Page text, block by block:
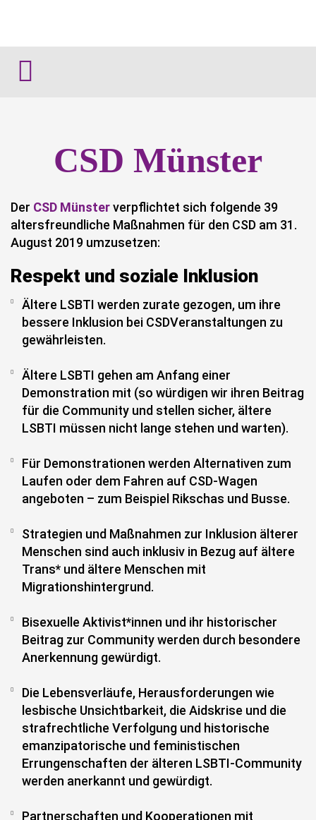
CSD Münster
Der CSD Münsterverpflichtet sich folgende 39
altersfreundliche Maßnahmen für den CSD am 31.
August 2019 umzusetzen:
Respekt und soziale Inklusion
Ältere LSBTI werden zurate gezogen, um ihre
bessere Inklusion bei CSDVeranstaltungen zu
gewährleisten.
Ältere LSBTI gehen am Anfang einer
Demonstration mit (so würdigen wir ihren Beitrag
für die Community und stellen sicher, ältere
LSBTI müssen nicht lange stehen und warten).
Für Demonstrationen werden Alternativen zum
Laufen oder dem Fahren auf CSD-Wagen
angeboten – zum Beispiel Rikschas und Busse.
Strategien und Maßnahmen zur Inklusion älterer
Menschen sind auch inklusiv in Bezug auf ältere
Trans* und ältere Menschen mit
Migrationshintergrund.
Bisexuelle Aktivist*innen und ihr historischer
Beitrag zur Community werden durch besondere
Anerkennung gewürdigt.
Die Lebensverläufe, Herausforderungen wie
lesbische Unsichtbarkeit, die Aidskrise und die
strafrechtliche Verfolgung und historische
emanzipatorische und feministischen
Errungenschaften der älteren LSBTI-Community
werden anerkannt und gewürdigt.
Partnerschaften und Kooperationen mit